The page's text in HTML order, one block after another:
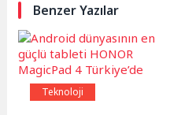
Benzer Yazılar
Teknoloji